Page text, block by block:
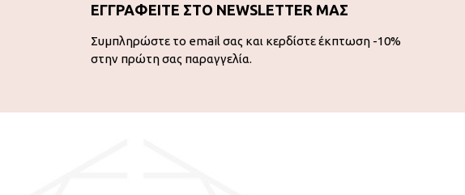
ΕΓΓΡΑΦΕΙΤΕ ΣΤΟ NEWSLETTER ΜΑΣ
Συμπληρώστε το email σας και κερδίστε έκπτωση -10%
στην πρώτη σας παραγγελία.